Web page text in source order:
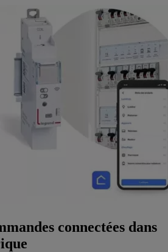
connectées dans